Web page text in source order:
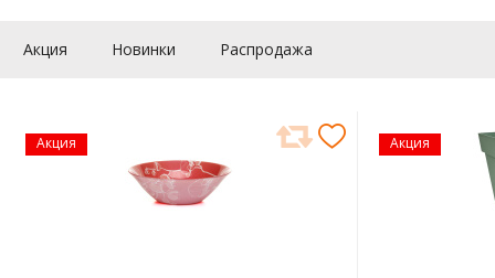
Акция Новинки Распродажа
Акция Акция